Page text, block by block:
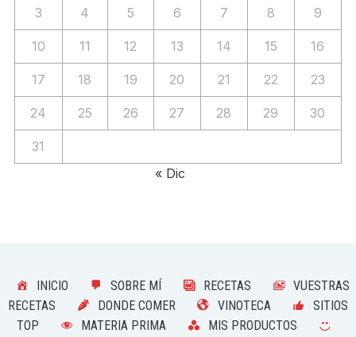
3 4 5 6 7 8 9
10 11 12 13 14 15 16
17 18 19 20 21 22 23
24 25 26 27 28 29 30
31
« Dic
INICIO SOBRE MÍ RECETAS
VUESTRAS
RECETAS
DONDE COMER VINOTECA
SITIOS
TOP
MATERIA PRIMA MIS PRODUCTOS